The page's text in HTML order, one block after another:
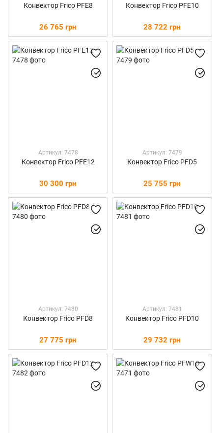
Конвектор Frico PFE8
26 765 грн
Конвектор Frico PFE10
28 722 грн
Артикул: 7478
Конвектор Frico PFE12
30 300 грн
Артикул: 7479
Конвектор Frico PFD5
25 755 грн
Артикул: 7480
Конвектор Frico PFD8
27 775 грн
Артикул: 7481
Конвектор Frico PFD10
29 732 грн